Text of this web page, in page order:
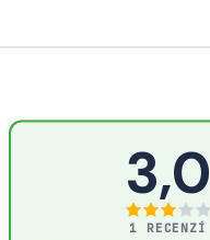
3,0
1 RECENZÍ